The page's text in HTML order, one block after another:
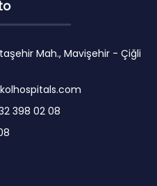
Mah., Mavişehir - Çiğli
398 02 08